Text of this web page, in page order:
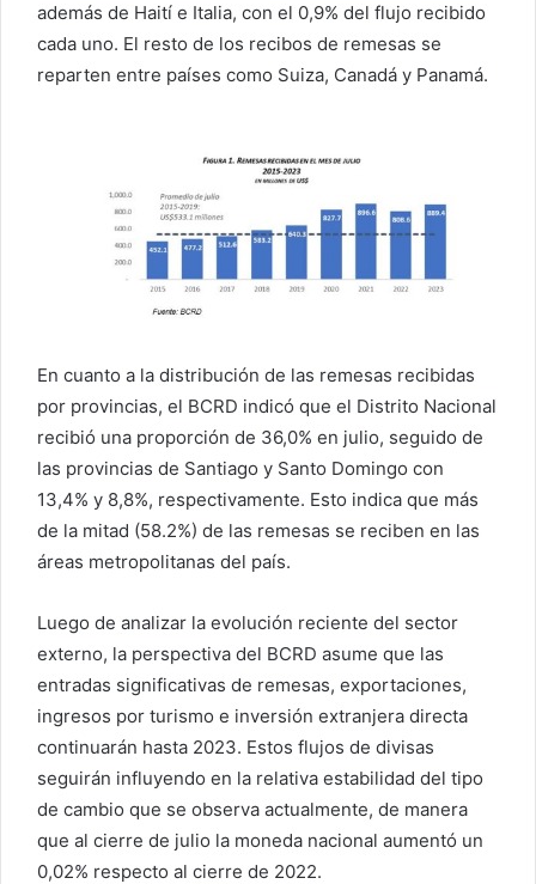
además de Haití e Italia, con el 0,9% del flujo recibido
cada uno. El resto de los recibos de remesas se
reparten entre países como Suiza, Canadá y Panamá.
En cuanto a la distribución de las remesas recibidas
por provincias, el BCRD indicó que el Distrito Nacional
recibió una proporción de 36,0% en julio, seguido de
las provincias de Santiago y Santo Domingo con
13,4% y 8,8%, respectivamente. Esto indica que más
de la mitad (58.2%) de las remesas se reciben en las
áreas metropolitanas del país.
Luego de analizar la evolución reciente del sector
externo, la perspectiva del BCRD asume que las
entradas significativas de remesas, exportaciones,
ingresos por turismo e inversión extranjera directa
continuarán hasta 2023. Estos flujos de divisas
seguirán influyendo en la relativa estabilidad del tipo
de cambio que se observa actualmente, de manera
que al cierre de julio la moneda nacional aumentó un
0,02% respecto al cierre de 2022.